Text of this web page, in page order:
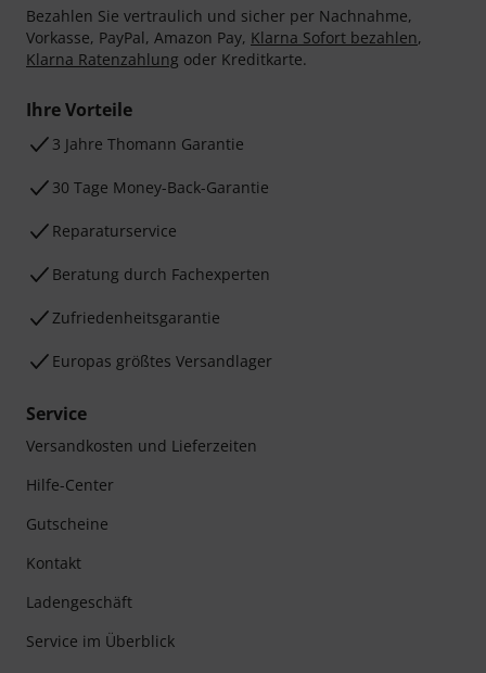
Bezahlen Sie vertraulich und sicher per Nachnahme,
Vorkasse, PayPal, Amazon Pay, Klarna Sofort bezahlen,
Klarna Ratenzahlung oder Kreditkarte.
Ihre Vorteile
3 Jahre Thomann Garantie
30 Tage Money-Back-Garantie
Reparaturservice
Beratung durch Fachexperten
Zufriedenheitsgarantie
Europas größtes Versandlager
Service
Versandkosten und Lieferzeiten
Hilfe-Center
Gutscheine
Kontakt
Ladengeschäft
Service im Überblick